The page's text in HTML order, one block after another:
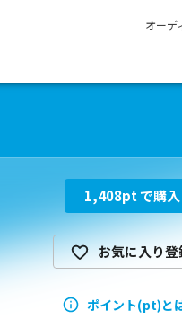
オーデ
1,408pt で購入
お気に入り登
ポイント(pt)と